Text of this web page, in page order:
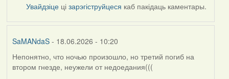
Увайдзіце цізарэгіструйцеся каб пакідаць каментары.
SaMANdaS- 18.06.2026 - 10:20
Непонятно, что ночью произошло, но третий погиб на
втором гнезде, неужели от недоедания(((